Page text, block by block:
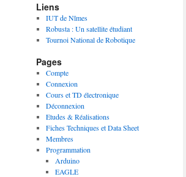
Liens
IUT de Nîmes
Robusta : Un satellite étudiant
Tournoi National de Robotique
Pages
Compte
Connexion
Cours et TD électronique
Déconnexion
Etudes & Réalisations
Fiches Techniques et Data Sheet
Membres
Programmation
Arduino
EAGLE